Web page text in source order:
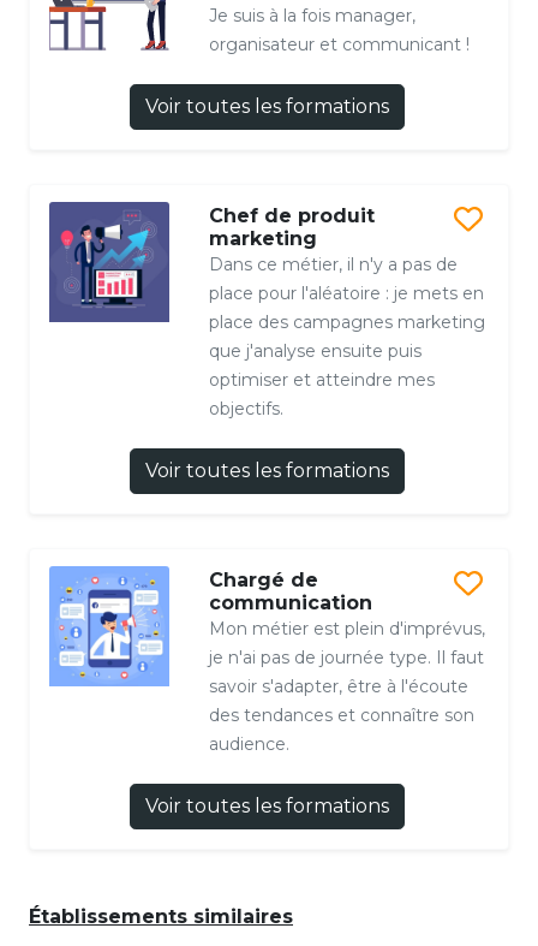
Je suis à la fois manager,
organisateur et communicant !
Voir toutes les formations
Chef de produit
marketing
Dans ce métier, il n'y a pas de
place pour l'aléatoire : je mets en
place des campagnes marketing
que j'analyse ensuite puis
optimiser et atteindre mes
objectifs.
Voir toutes les formations
Chargé de
communication
Mon métier est plein d'imprévus,
je n'ai pas de journée type. Il faut
savoir s'adapter, être à l'écoute
des tendances et connaître son
audience.
Voir toutes les formations
Établissements similaires